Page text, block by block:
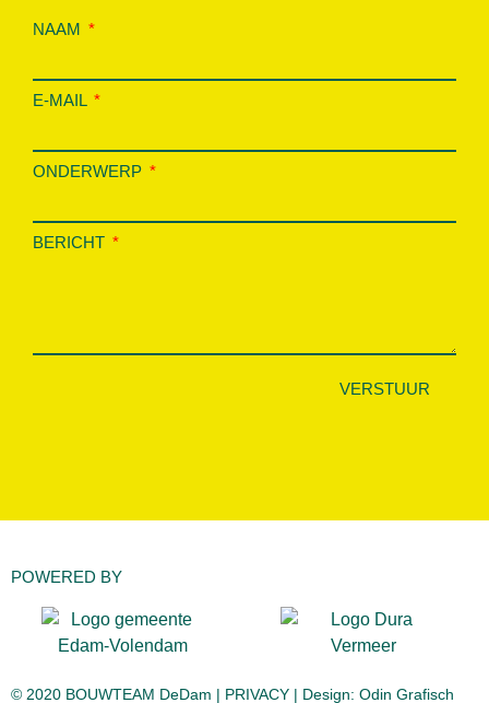
NAAM
E-MAIL
ONDERWERP
BERICHT
VERSTUUR
POWERED BY
© 2020 BOUWTEAM DeDam | PRIVACY | Design: Odin Grafisch